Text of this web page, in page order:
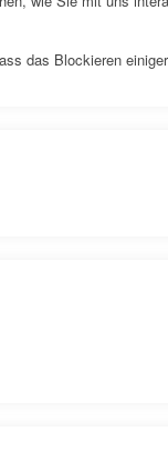
das Blockieren